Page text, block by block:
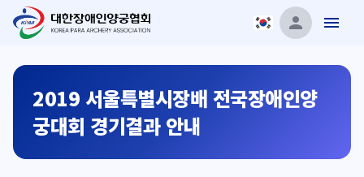
2019 서울특별시장배 전국장애인양
궁대회 경기결과 안내